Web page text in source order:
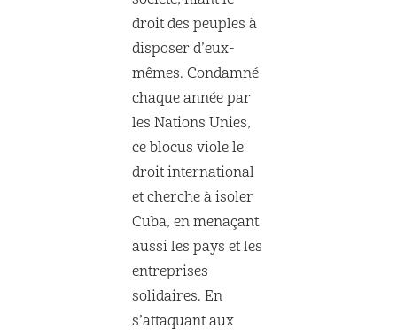
droit des peuples à
disposer d’eux-
mêmes. Condamné
chaque année par
les Nations Unies,
ce blocus viole le
droit international
et cherche à isoler
Cuba, en menaçant
aussi les pays et les
entreprises
solidaires. En
s’attaquant aux